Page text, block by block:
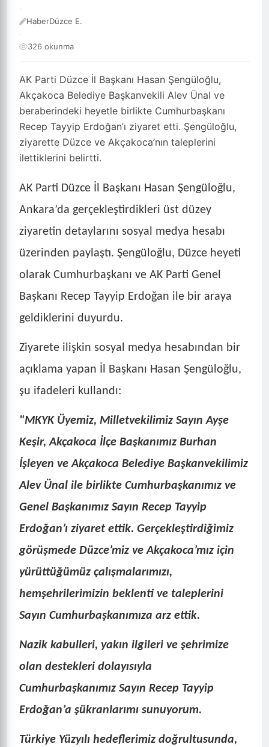
AK Parti Düzce İl Başkanı Hasan Şengüloğlu,
Akçakoca Belediye Başkanvekili Alev Ünal ve
beraberindeki heyetle birlikte Cumhurbaşkanı
Recep Tayyip Erdoğan’ı ziyaret etti. Şengüloğlu,
ziyarette Düzce ve Akçakoca’nın taleplerini
ilettiklerini belirtti.
·
HaberDüzce E.
·
326 okunma
AK Parti Düzce İl Başkanı Hasan Şengüloğlu,
Ankara’da gerçekleştirdikleri üst düzey
ziyaretin detaylarını sosyal medya hesabı
üzerinden paylaştı. Şengüloğlu, Düzce heyeti
olarak Cumhurbaşkanı ve AK Parti Genel
Başkanı Recep Tayyip Erdoğan ile bir araya
geldiklerini duyurdu.
Ziyarete ilişkin sosyal medya hesabından bir
açıklama yapan İl Başkanı Hasan Şengüloğlu,
şu ifadeleri kullandı:
"MKYK Üyemiz, Milletvekilimiz Sayın Ayşe
Keşir, Akçakoca İlçe Başkanımız Burhan
İşleyen ve Akçakoca Belediye Başkanvekilimiz
Alev Ünal ile birlikte Cumhurbaşkanımız ve
Genel Başkanımız Sayın Recep Tayyip
Erdoğan’ı ziyaret ettik. Gerçekleştirdiğimiz
görüşmede Düzce’miz ve Akçakoca’mız için
yürüttüğümüz çalışmalarımızı,
hemşehrilerimizin beklenti ve taleplerini
Sayın Cumhurbaşkanımıza arz ettik.
Nazik kabulleri, yakın ilgileri ve şehrimize
olan destekleri dolayısıyla
Cumhurbaşkanımız Sayın Recep Tayyip
Erdoğan’a şükranlarımı sunuyorum.
Türkiye Yüzyılı hedeflerimiz doğrultusunda,